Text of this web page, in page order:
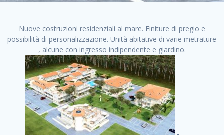
Nuove costruzioni residenziali al mare. Finiture di pregio e
possibilità di personalizzazione. Unità abitative di varie metrature
, alcune con ingresso indipendente e giardino.